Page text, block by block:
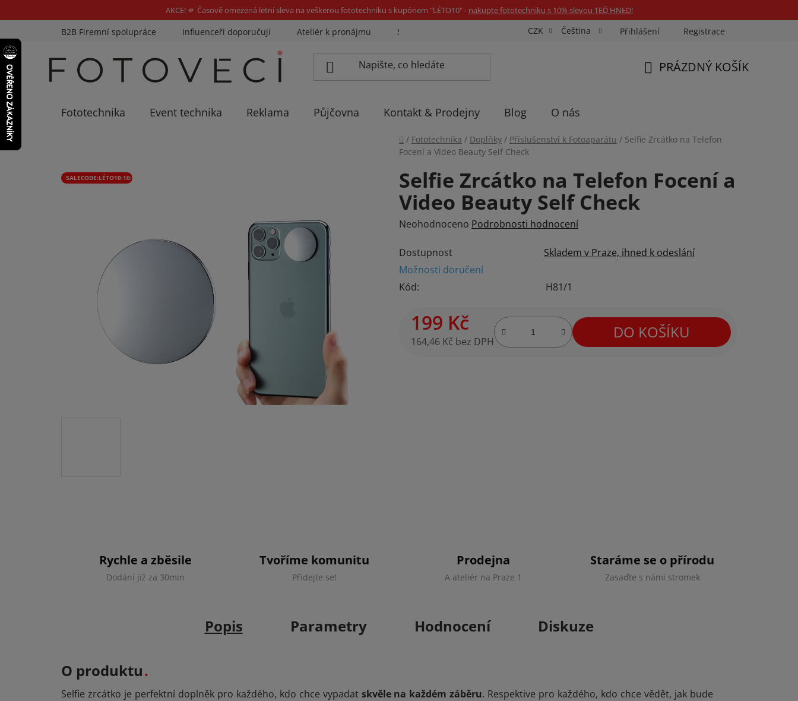
AKCE! 🫵 Časově omezená letní sleva na veškerou fototechniku s kupónem "LÉTO10" - nakupte fototechniku s 10% slevou TEĎ HNED!
na
obsah
B2B Firemní spolupráce Influenceři doporučují Ateliér k pronájmu Sázíme stromky Eventovka Fotospin Neony na míru Průkazové Foto
CZK Čeština Přihlášení Registrace
PRÁZDNÝ KOŠÍK
Fototechnika Event technika Reklama Půjčovna Kontakt & Prodejny Blog O nás
Domů
/ Fototechnika / Doplňky / Příslušenství k Fotoaparátu / Selfie Zrcátko na Telefon
Focení a Video Beauty Self Check
Selfie Zrcátko na Telefon Focení a
Video Beauty Self Check
Průměrné
produktu
je
0,0
hvězdiček.
Neohodnoceno Podrobnosti hodnocení
Dostupnost
Skladem v Praze, ihned k odeslání
Možnosti doručení
Kód:
H81/1
199 Kč
164,46 Kč bez DPH
DO KOŠÍKU
SALECODE:LÉTO10:10:%
Rychle a zběsile
Dodání již za 30min
Tvoříme komunitu
Přidejte se!
Prodejna
A ateliér na Praze 1
Staráme se o přírodu
Zasaďte s námi stromek
Popis Parametry Hodnocení Diskuze
O produktu
Selfie zrcátko je perfektní doplněk pro každého, kdo chce vypadat skvěle na každém záběru. Respektive pro každého, kdo chce vědět, jak bude